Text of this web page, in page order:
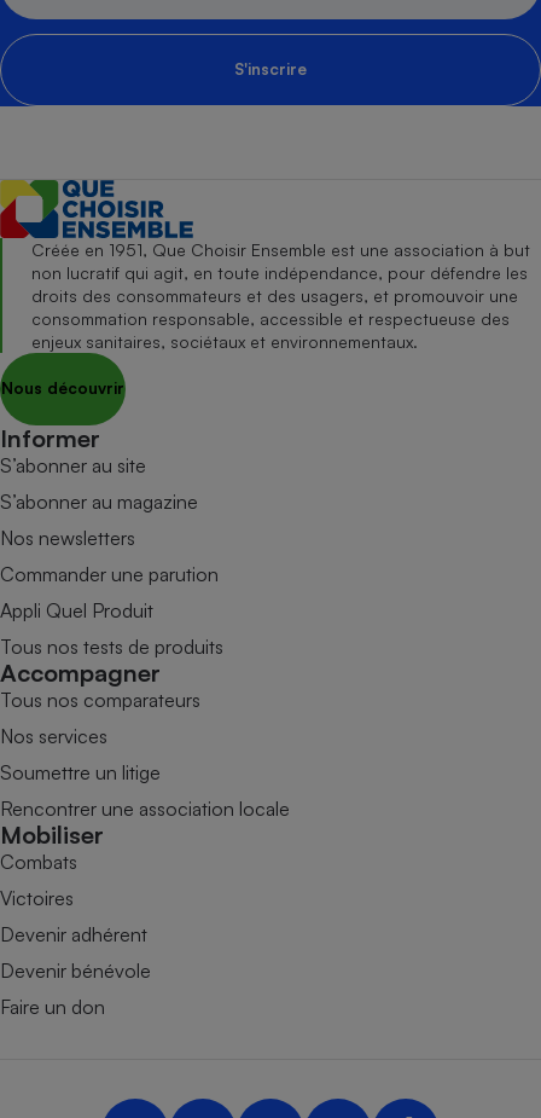
S'inscrire
Créée en 1951, Que Choisir Ensemble est une association à but
non lucratif qui agit, en toute indépendance, pour défendre les
droits des consommateurs et des usagers, et promouvoir une
consommation responsable, accessible et respectueuse des
enjeux sanitaires, sociétaux et environnementaux.
Nous découvrir
Informer
S’abonner au site
S’abonner au magazine
Nos newsletters
Commander une parution
Appli Quel Produit
Tous nos tests de produits
Accompagner
Tous nos comparateurs
Nos services
Soumettre un litige
Rencontrer une association locale
Mobiliser
Combats
Victoires
Devenir adhérent
Devenir bénévole
Faire un don